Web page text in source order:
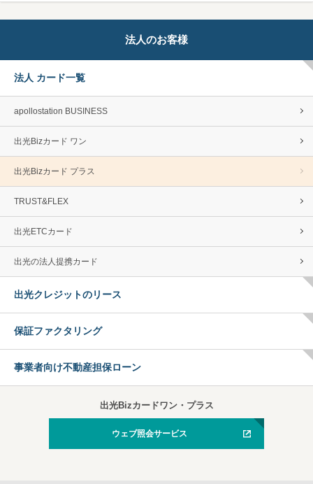
法人のお客様
法人 カード一覧
apollostation BUSINESS
出光Bizカード ワン
出光Bizカード プラス
TRUST&FLEX
出光ETCカード
出光の法人提携カード
出光クレジットのリース
保証ファクタリング
事業者向け不動産担保ローン
出光Bizカードワン・プラス
ウェブ照会サービス